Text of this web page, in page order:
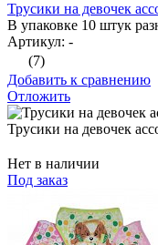
Трусики на девочек
В упаковке 10 штук
Артикул: -
(7)
Добавить к сравнению
Отложить
Трусики на девочек
Нет в наличии
Под заказ